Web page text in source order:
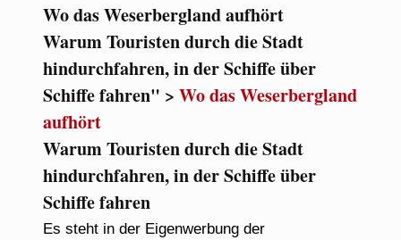
Wo das Weserbergland aufhört
Warum Touristen durch die Stadt
hindurchfahren, in der Schiffe über
Schiffe fahren" > Wo das Weserbergland
aufhört
Warum Touristen durch die Stadt
hindurchfahren, in der Schiffe über
Schiffe fahren
Es steht in der Eigenwerbung der